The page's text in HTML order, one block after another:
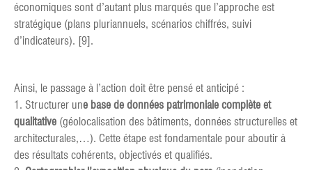
économiques sont d’autant plus marqués que l’approche est
stratégique (plans pluriannuels, scénarios chiffrés, suivi
d’indicateurs). [9].
Ainsi, le passage à l’action doit être pensé et anticipé :
1. Structurer une base de données patrimoniale complète et
qualitative (géolocalisation des bâtiments, données structurelles et
architecturales,…). Cette étape est fondamentale pour aboutir à
des résultats cohérents, objectivés et qualifiés.